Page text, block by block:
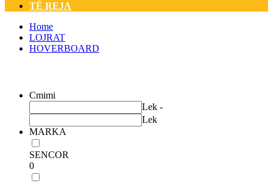
TË REJA
Home
LOJRAT
HOVERBOARD
Cmimi
Lek -
Lek
MARKA
SENCOR
0